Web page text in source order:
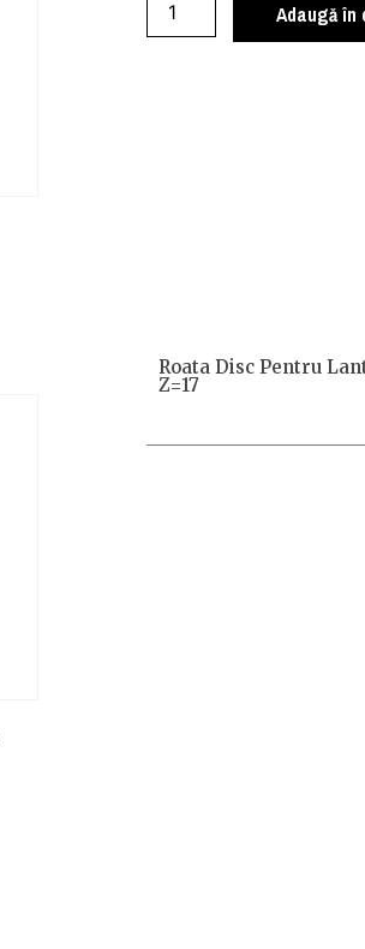
Adaugă în
Roata Disc Pentru
Z=17